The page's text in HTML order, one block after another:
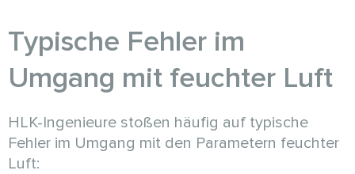
Typische Fehler im
Umgang mit feuchter Luft
HLK-Ingenieure stoßen häufig auf typische
Fehler im Umgang mit den Parametern feuchter
Luft: